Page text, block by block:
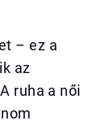
– ez a
az
ruha a női